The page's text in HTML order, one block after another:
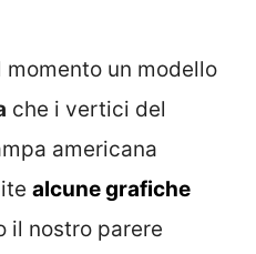
momento un modello
che i vertici del
americana
alcune grafiche
il nostro parere